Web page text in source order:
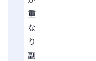
重
な
り
副